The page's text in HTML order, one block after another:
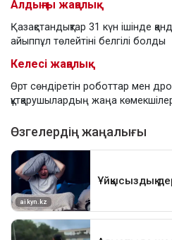
Алдыңғы жаңалық
Қазақстандықтар 31 күн ішінде
айыппұл төлейтіні белгілі болды
Келесі жаңалық
Өрт сөндіретін роботтар мен
құтқарушылардың жаңа